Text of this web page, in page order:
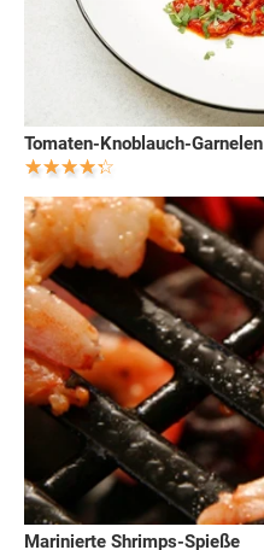
Tomaten-Knoblauch-Garnelen
Marinierte Shrimps-Spieße